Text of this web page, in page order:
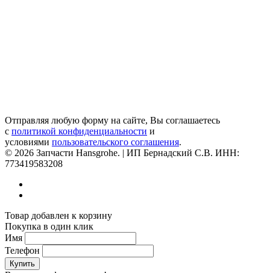
Отправляя любую форму на сайте, Вы соглашаетесь
с политикой конфиденциальности и
условиями пользовательского соглашения.
© 2026 Запчасти Hansgrohe. | ИП Бернадский С.В. ИНН:
773419583208
Товар добавлен к корзину
Покупка в один клик
Имя
Телефон
Купить